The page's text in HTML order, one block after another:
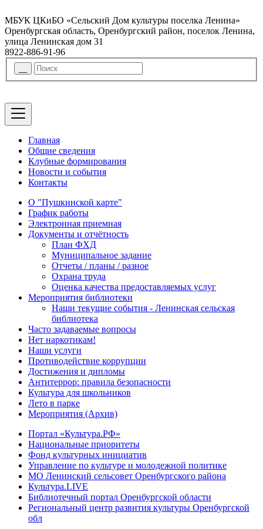
МБУК ЦКиБО «Сельский Дом культуры поселка Ленина»
Оренбургская область, Оренбургский район, поселок Ленина,
улица Ленинская дом 31
8922-886-91-96
Главная
Общие сведения
Клубные формирования
Новости и события
Контакты
О "Пушкинской карте"
График работы
Электронная приемная
Документы и отчётность
План ФХД
Муниципальное задание
Отчеты / планы / разное
Охрана труда
Оценка качества предоставляемых услуг
Мероприятия библиотеки
Наши текущие события - Ленинская сельская
библиотека
Часто задаваемые вопросы
Нет наркотикам!
Наши услуги
Противодействие коррупции
Достижения и дипломы
Антитеррор: правила безопасности
Культура для школьников
Лето в парке
Мероприятия (Архив)
Портал «Культура.РФ»
Национальные приоритеты
Фонд культурных инициатив
Управление по культуре и молодежной политике
МО Ленинский сельсовет Оренбургского района
Культура.LIVE
Библиотечный портал Оренбургской области
Региональный центр развития культуры Оренбургской
обл